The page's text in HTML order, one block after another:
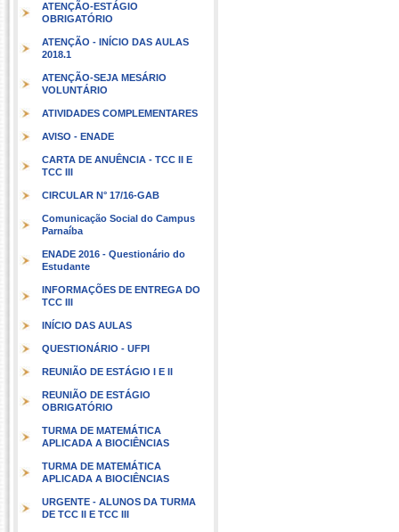
ATENÇÃO-ESTÁGIO
OBRIGATÓRIO
ATENÇÃO - INÍCIO DAS AULAS
2018.1
ATENÇÃO-SEJA MESÁRIO
VOLUNTÁRIO
ATIVIDADES COMPLEMENTARES
AVISO - ENADE
CARTA DE ANUÊNCIA - TCC II E
TCC III
CIRCULAR N° 17/16-GAB
Comunicação Social do Campus
Parnaíba
ENADE 2016 - Questionário do
Estudante
INFORMAÇÕES DE ENTREGA DO
TCC III
INÍCIO DAS AULAS
QUESTIONÁRIO - UFPI
REUNIÃO DE ESTÁGIO I E II
REUNIÃO DE ESTÁGIO
OBRIGATÓRIO
TURMA DE MATEMÁTICA
APLICADA A BIOCIÊNCIAS
TURMA DE MATEMÁTICA
APLICADA A BIOCIÊNCIAS
URGENTE - ALUNOS DA TURMA
DE TCC II E TCC III